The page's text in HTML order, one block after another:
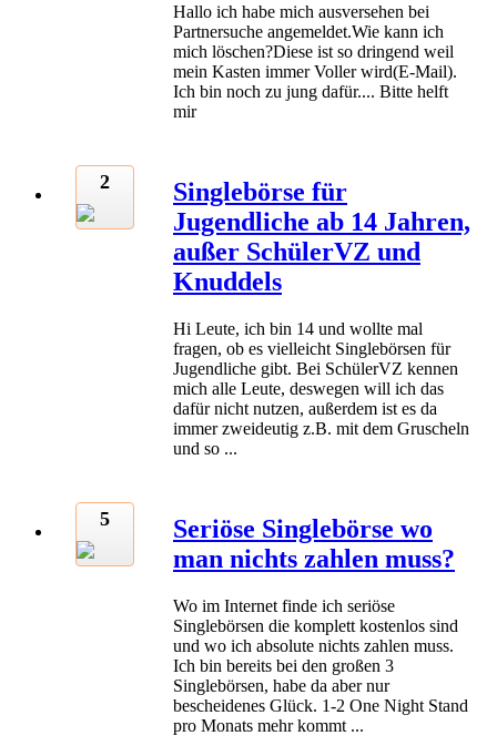
Hallo ich habe mich ausversehen bei
Partnersuche angemeldet.Wie kann ich
mich löschen?Diese ist so dringend weil
mein Kasten immer Voller wird(E-Mail).
Ich bin noch zu jung dafür.... Bitte helft
mir
2
Singlebörse für
Jugendliche ab 14 Jahren,
außer SchülerVZ und
Knuddels
Hi Leute, ich bin 14 und wollte mal
fragen, ob es vielleicht Singlebörsen für
Jugendliche gibt. Bei SchülerVZ kennen
mich alle Leute, deswegen will ich das
dafür nicht nutzen, außerdem ist es da
immer zweideutig z.B. mit dem Gruscheln
und so ...
5
Seriöse Singlebörse wo
man nichts zahlen muss?
Wo im Internet finde ich seriöse
Singlebörsen die komplett kostenlos sind
und wo ich absolute nichts zahlen muss.
Ich bin bereits bei den großen 3
Singlebörsen, habe da aber nur
bescheidenes Glück. 1-2 One Night Stand
pro Monats mehr kommt ...